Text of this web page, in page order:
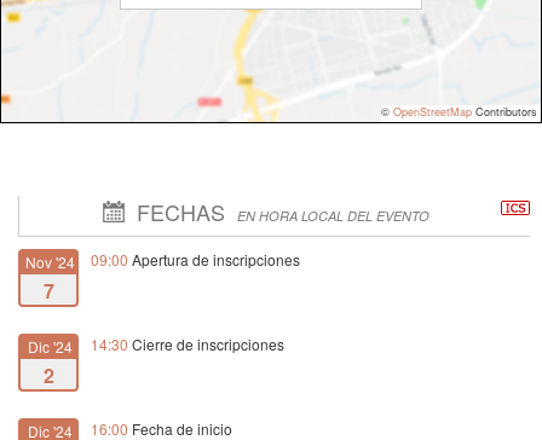
© OpenStreetMap Contributors
FECHAS EN HORA LOCAL DEL EVENTO
Nov '24
7
09:00 Apertura de inscripciones
Dic '24
2
14:30 Cierre de inscripciones
Dic '24 16:00 Fecha de inicio